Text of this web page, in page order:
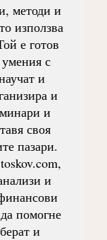
методи и
използва
е готов
с
и
и
и
своя
пазари.
и
помогне
и